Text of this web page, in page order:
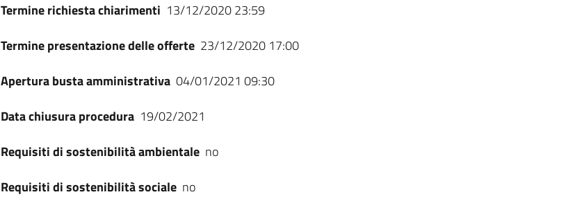
Termine richiesta chiarimenti 13/12/2020 23:59
Termine presentazione delle offerte 23/12/2020 17:00
Apertura busta amministrativa 04/01/2021 09:30
Data chiusura procedura 19/02/2021
Requisiti di sostenibilità ambientale no
Requisiti di sostenibilità sociale no